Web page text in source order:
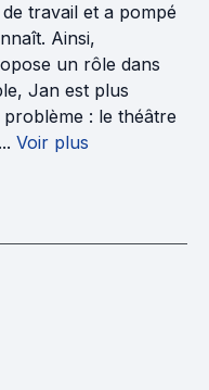
travail et a pompé
Ainsi,
un rôle dans
Jan est plus
: le théâtre
Voir plus